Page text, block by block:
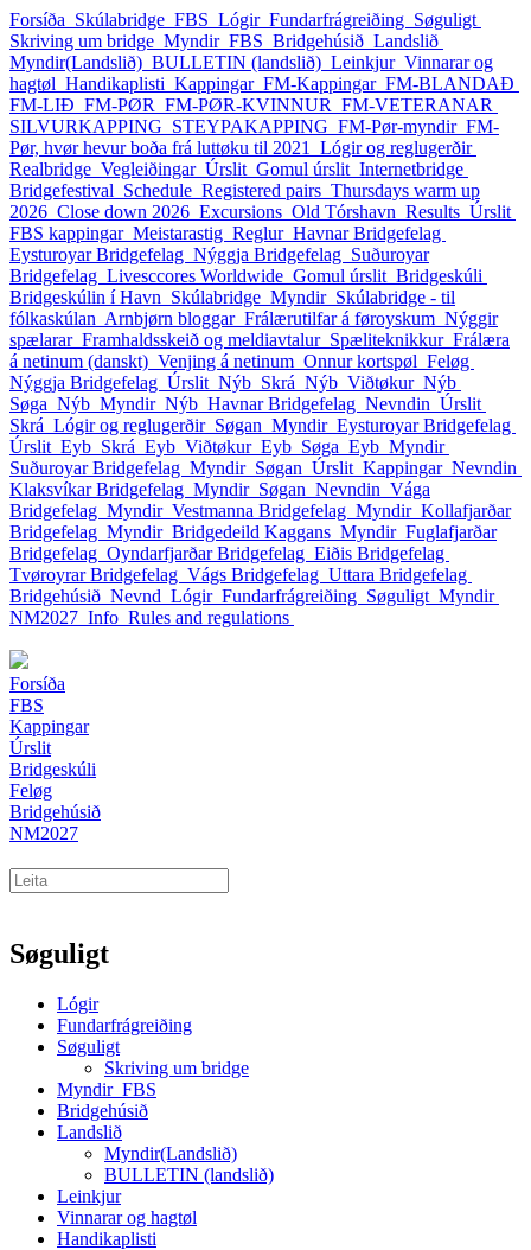
Forsíða Skúlabridge FBS Lógir Fundarfrágreiðing Søguligt
Skriving um bridge Myndir_FBS Bridgehúsið Landslið
Myndir(Landslið) BULLETIN (landslið) Leinkjur Vinnarar og
hagtøl Handikaplisti Kappingar FM-Kappingar FM-BLANDAÐ
FM-LIÐ FM-PØR FM-PØR-KVINNUR FM-VETERANAR
SILVURKAPPING STEYPAKAPPING FM-Pør-myndir FM-
Pør, hvør hevur boða frá luttøku til 2021 Lógir og reglugerðir
Realbridge Vegleiðingar Úrslit Gomul úrslit Internetbridge
Bridgefestival Schedule Registered pairs Thursdays warm up
2026 Close down 2026 Excursions Old Tórshavn Results Úrslit
FBS kappingar Meistarastig Reglur Havnar Bridgefelag
Eysturoyar Bridgefelag Nýggja Bridgefelag Suðuroyar
Bridgefelag Livesccores Worldwide Gomul úrslit Bridgeskúli
Bridgeskúlin í Havn Skúlabridge Myndir Skúlabridge - til
fólkaskúlan Arnbjørn bloggar Frálærutilfar á føroyskum Nýggir
spælarar Framhaldsskeið og meldiavtalur Spæliteknikkur Frálæra
á netinum (danskt) Venjing á netinum Onnur kortspøl Feløg
Nýggja Bridgefelag Úrslit_Nýb Skrá_Nýb Viðtøkur_Nýb
Søga_Nýb Myndir_Nýb Havnar Bridgefelag Nevndin Úrslit
Skrá Lógir og reglugerðir Søgan Myndir Eysturoyar Bridgefelag
Úrslit_Eyb Skrá_Eyb Viðtøkur_Eyb Søga_Eyb Myndir
Suðuroyar Bridgefelag Myndir Søgan Úrslit Kappingar Nevndin
Klaksvíkar Bridgefelag Myndir Søgan Nevndin Vága
Bridgefelag Myndir Vestmanna Bridgefelag Myndir Kollafjarðar
Bridgefelag Myndir Bridgedeild Kaggans Myndir Fuglafjarðar
Bridgefelag Oyndarfjarðar Bridgefelag Eiðis Bridgefelag
Tvøroyrar Bridgefelag Vágs Bridgefelag Uttara Bridgefelag
Bridgehúsið Nevnd Lógir Fundarfrágreiðing Søguligt Myndir
NM2027 Info Rules and regulations
Forsíða
FBS
Kappingar
Úrslit
Bridgeskúli
Feløg
Bridgehúsið
NM2027
Søguligt
Lógir
Fundarfrágreiðing
Søguligt
Skriving um bridge
Myndir_FBS
Bridgehúsið
Landslið
Myndir(Landslið)
BULLETIN (landslið)
Leinkjur
Vinnarar og hagtøl
Handikaplisti